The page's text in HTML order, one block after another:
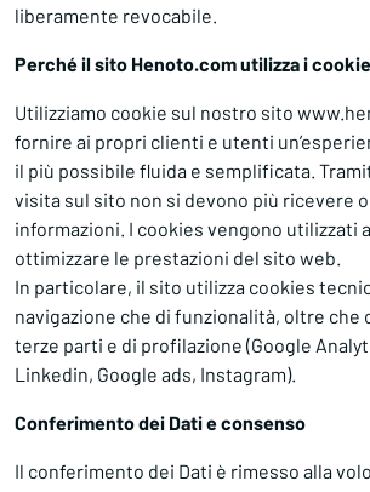
liberamente revocabile.
Perché il sito Henoto.com utilizza i
Utilizziamo cookie sul nostro sito
fornire ai propri clienti e utenti
il più possibile fluida e semplificata.
visita sul sito non si devono più ricevere
informazioni. I cookies vengono utilizzati
ottimizzare le prestazioni del sito web.
In particolare, il sito utilizza cookies
navigazione che di funzionalità, oltre che
terze parti e di profilazione (Google
Linkedin, Google ads, Instagram).
Conferimento dei Dati e consenso
Il conferimento dei Dati è rimesso alla